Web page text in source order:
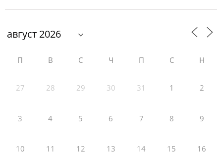
П В С Ч П С Н
27 28 29 30 31 1 2
3 4 5 6 7 8 9
10 11 12 13 14 15 16